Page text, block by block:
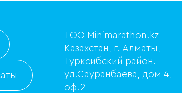
ТОО Minimarathon.kz
Казахстан, г. Алматы,
Турксибский район.
ул.Сауранбаева, дом 4,
оф.2